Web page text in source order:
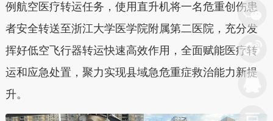
例航空医疗转运任务，使用直升机将一名危重创伤患
者安全转送至浙江大学医学院附属第二医院，充分发
挥好低空飞行器转运快速高效作用，全面赋能医疗转
运和应急处置，聚力实现县域急危重症救治能力新提
升。